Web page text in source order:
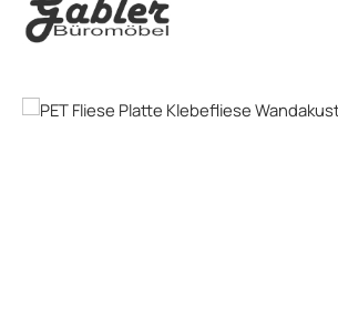
Bildergalerie überspringen